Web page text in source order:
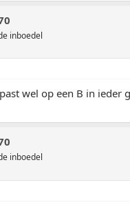
inboedel
wel op een B in ieder
inboedel